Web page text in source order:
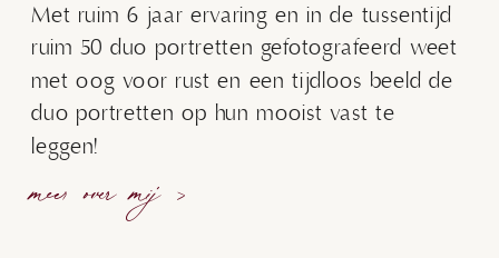
Met ruim 6 jaar ervaring en in de tussentijd
ruim 50 duo portretten gefotografeerd weet
met oog voor rust en een tijdloos beeld de
duo portretten op hun mooist vast te
leggen!
meer over mij >